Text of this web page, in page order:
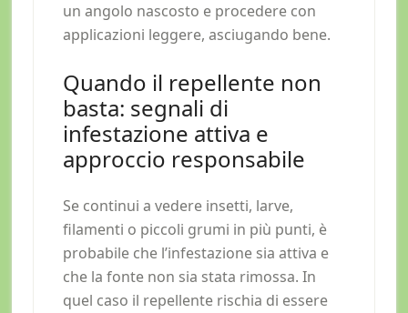
un angolo nascosto e procedere con
applicazioni leggere, asciugando bene.
Quando il repellente non
basta: segnali di
infestazione attiva e
approccio responsabile
Se continui a vedere insetti, larve,
filamenti o piccoli grumi in più punti, è
probabile che l’infestazione sia attiva e
che la fonte non sia stata rimossa. In
quel caso il repellente rischia di essere